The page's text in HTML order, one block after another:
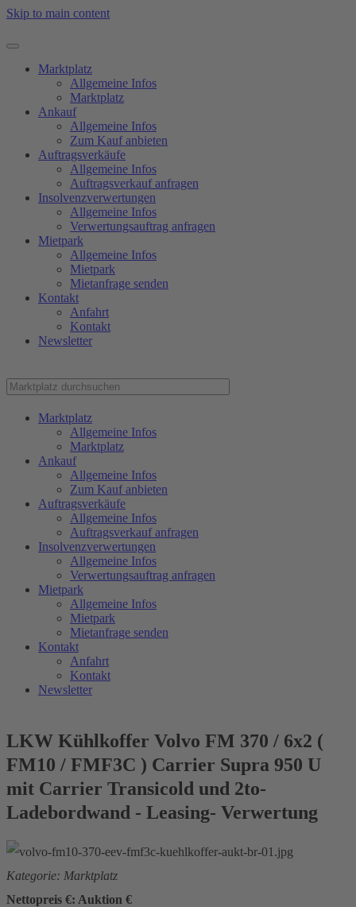
Skip to main content
Marktplatz
Allgemeine Infos
Marktplatz
Ankauf
Allgemeine Infos
Zum Kauf anbieten
Auftragsverkäufe
Allgemeine Infos
Auftragsverkauf anfragen
Insolvenzverwertungen
Allgemeine Infos
Verwertungsauftrag anfragen
Mietpark
Allgemeine Infos
Mietpark
Mietanfrage senden
Kontakt
Anfahrt
Kontakt
Newsletter
Marktplatz
Allgemeine Infos
Marktplatz
Ankauf
Allgemeine Infos
Zum Kauf anbieten
Auftragsverkäufe
Allgemeine Infos
Auftragsverkauf anfragen
Insolvenzverwertungen
Allgemeine Infos
Verwertungsauftrag anfragen
Mietpark
Allgemeine Infos
Mietpark
Mietanfrage senden
Kontakt
Anfahrt
Kontakt
Newsletter
LKW Kühlkoffer Volvo FM 370 / 6x2 (
FM10 / FMF3C ) Carrier Supra 950 U
mit Carrier Transicold und 2to-
Ladebordwand - Leasing- Verwertung
Kategorie: Marktplatz
Nettopreis €: Auktion €